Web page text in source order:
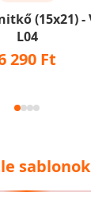
- Valentin -
L04
290 Ft
sablonok